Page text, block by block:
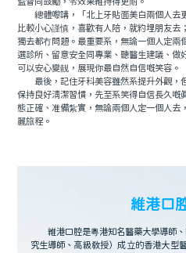
總體嚟講，「北上牙貼面美白兩個人去
比較小心謹慎，喜歡有人陪，就約埋朋友
獨去都冇問題。最重要系，無論一個人定兩
選診所、留意安全同專業、聽醫生建議、做
可以安心變靓，展現你最自然自信嘅笑容。
最後，記住牙科美容雖然系提升外觀，
保持良好清潔習慣，先至系笑得自信長久嘅
態正確、准備紮實，無論兩個人定一個人去
麗旅程。
維港口
維港口腔是粵港知名醫藥大學導師
究生導師、高級教授）成立的香港大型